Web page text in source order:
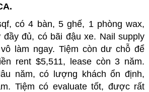
có 4 bàn, 5 ghế, 1 phòng wax,
đầy đủ, có bãi đậu xe. Nail supply
làm ngay. Tiệm còn dư chỗ để
rent $5,511, lease còn 3 năm.
năm, có lượng khách ổn định,
Tiệm có evaluate tốt, được rất